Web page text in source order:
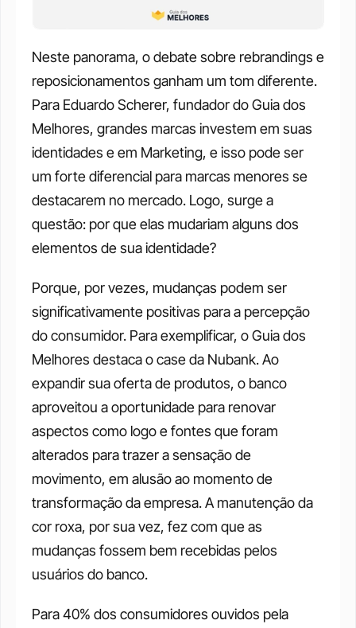
Neste panorama, o debate sobre rebrandings e
reposicionamentos ganham um tom diferente.
Para Eduardo Scherer, fundador do Guia dos
Melhores, grandes marcas investem em suas
identidades e em Marketing, e isso pode ser
um forte diferencial para marcas menores se
destacarem no mercado. Logo, surge a
questão: por que elas mudariam alguns dos
elementos de sua identidade?
Porque, por vezes, mudanças podem ser
significativamente positivas para a percepção
do consumidor. Para exemplificar, o Guia dos
Melhores destaca o case da Nubank. Ao
expandir sua oferta de produtos, o banco
aproveitou a oportunidade para renovar
aspectos como logo e fontes que foram
alterados para trazer a sensação de
movimento, em alusão ao momento de
transformação da empresa. A manutenção da
cor roxa, por sua vez, fez com que as
mudanças fossem bem recebidas pelos
usuários do banco.
Para 40% dos consumidores ouvidos pela